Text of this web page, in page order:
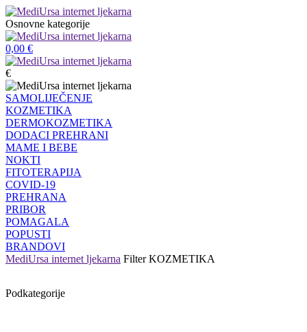
Osnovne kategorije
0,00 €
€
SAMOLIJEČENJE
KOZMETIKA
DERMOKOZMETIKA
DODACI PREHRANI
MAME I BEBE
NOKTI
FITOTERAPIJA
COVID-19
PREHRANA
PRIBOR
POMAGALA
POPUSTI
BRANDOVI
MediUrsa internet ljekarna Filter KOZMETIKA
Podkategorije